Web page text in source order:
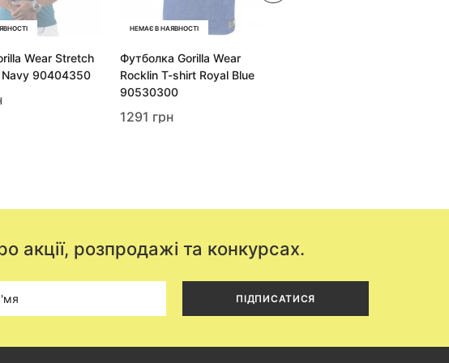
Wear Stretch
Navy 90404350
НЕМАЄ В НАЯВНОСТІ
Футболка Gorilla Wear
Rocklin T-shirt Royal Blue
90530300
1291 грн
акції, розпродажі та конкурсах.
ПІДПИСАТИСЯ